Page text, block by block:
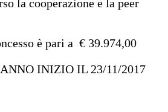
la cooperazione e la peer
è pari a € 39.974,00
INIZIO IL 23/11/2017